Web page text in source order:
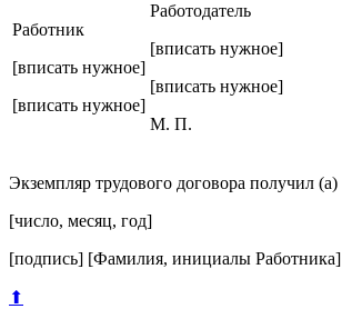
Работник
[вписать нужное]
[вписать нужное]
Работодатель
[вписать нужное]
[вписать нужное]
М. П.
Экземпляр трудового договора получил (а)
[число, месяц, год]
[подпись] [Фамилия, инициалы Работника]
⬆